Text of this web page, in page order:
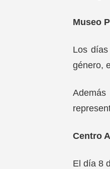
Museo
Los
género,
Centro
El día 8